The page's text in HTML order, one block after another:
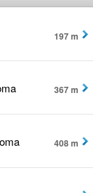
197 m
367 m
408 m